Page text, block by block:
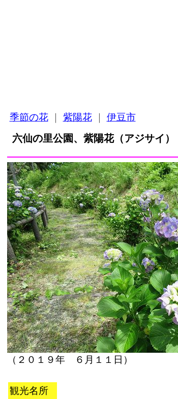
季節の花 紫陽花 伊豆市
六仙の里公園、紫陽花（アジサイ）
（２０１９年 ６月１１日）
観光名所